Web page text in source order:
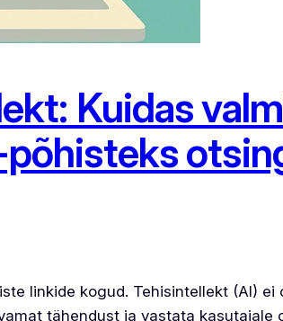
Kuidas
linkide kogud. Tehisintellekt (AI) ei
tähendust ja vastata kasutajale